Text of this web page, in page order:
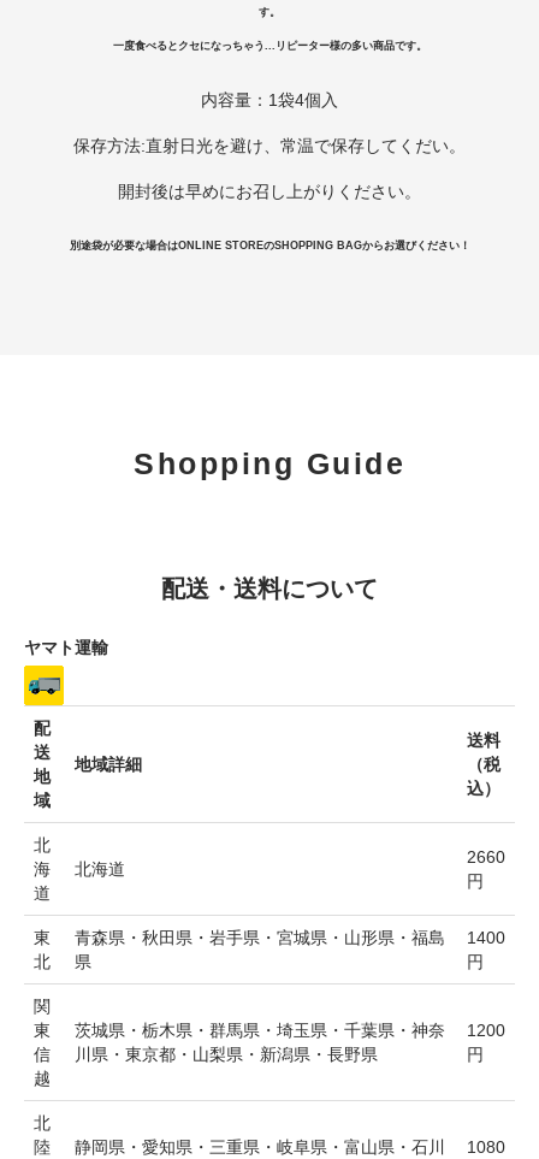
す。
一度食べるとクセになっちゃう...リピーター様の多い商品です。
内容量：1袋4個入
保存方法:直射日光を避け、常温で保存してくだい。
開封後は早めにお召し上がりください。
別途袋が必要な場合はONLINE STOREのSHOPPING BAGからお選びください！
Shopping Guide
配送・送料について
ヤマト運輸
配
送
地
域
地域詳細
送料
（税
込）
北
海
道
北海道
2660
円
東
北
青森県・秋田県・岩手県・宮城県・山形県・福島
県
1400
円
関
東
信
越
茨城県・栃木県・群馬県・埼玉県・千葉県・神奈
川県・東京都・山梨県・新潟県・長野県
1200
円
北
陸
静岡県・愛知県・三重県・岐阜県・富山県・石川
1080